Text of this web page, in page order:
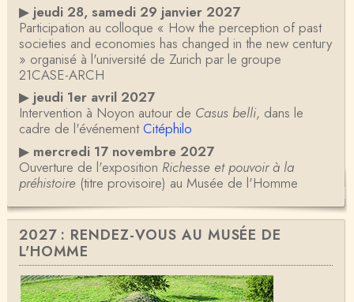
▶ jeudi 28, samedi 29 janvier 2027
Participation au colloque « How the perception of past
societies and economies has changed in the new century
» organisé à l'université de Zurich par le groupe
21CASE-ARCH
▶ jeudi 1er avril 2027
Intervention à Noyon autour de Casus belli, dans le
cadre de l'événementCitéphilo
▶ mercredi 17 novembre 2027
Ouverture de l'exposition Richesse et pouvoir à la
préhistoire(titre provisoire) au Musée de l'Homme
2027 : RENDEZ-VOUS AU MUSÉE DE
L'HOMME